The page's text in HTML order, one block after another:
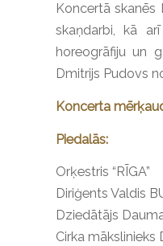
Koncertā skanēs
skaņdarbi, kā
horeogrāfiju un
Dmitrijs Pudovs
Koncerta
Piedalās:
Orķestris “RĪGA”
Diriģents Valdis
Dziedātājs
Cirka mākslinieks